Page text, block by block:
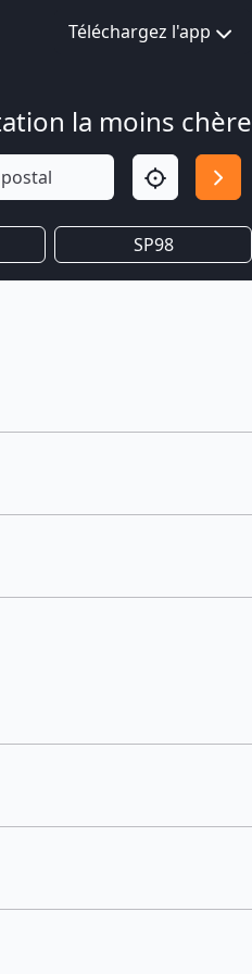
Téléchargez l'app
la moins chère
SP98